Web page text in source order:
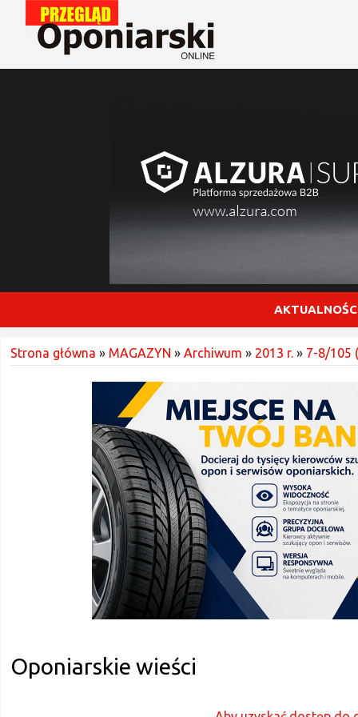
Strona główna » MAGAZYN » Archiwum » 2013 r. » 7-8/105
Oponiarskie wieści